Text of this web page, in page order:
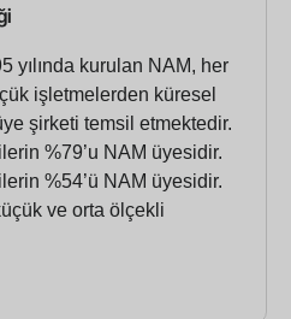
yılında kurulan NAM, her
işletmelerden küresel
şirketi temsil etmektedir.
%79’u NAM üyesidir.
%54’ü NAM üyesidir.
ve orta ölçekli